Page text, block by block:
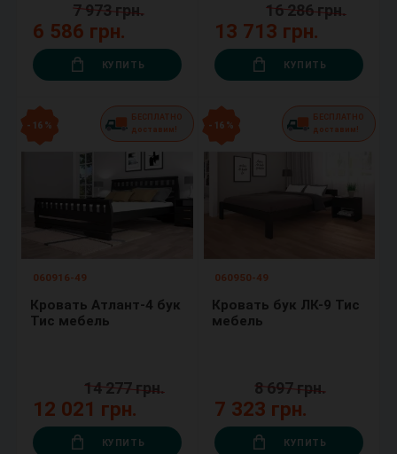
6 586 грн.
7 973 грн.
КУПИТЬ
13 713 грн.
16 286 грн.
КУПИТЬ
- 16 %
БЕСПЛАТНО
доставим!
060916-49
Кровать Атлант-4 бук
Тис мебель
12 021 грн.
14 277 грн.
КУПИТЬ
- 16 %
БЕСПЛАТНО
доставим!
060950-49
Кровать бук ЛК-9 Тис
мебель
7 323 грн.
8 697 грн.
КУПИТЬ